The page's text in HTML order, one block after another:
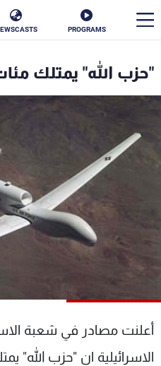
PROGRAMS
"حزب الله" يمتلك
أعلنت مصادر في شعبة
الاسرائيلية ان "حزب الله"
سياسة
إقتصاد
كأس العالم
شاهد البرامج
الترددات